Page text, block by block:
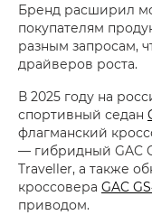
Бренд расширил
покупателям
разным запросам,
драйверов роста.
В 2025 году на
спортивный седан
флагманский
— гибридный GAC
Traveller, а также
кроссовера GAC
приводом.